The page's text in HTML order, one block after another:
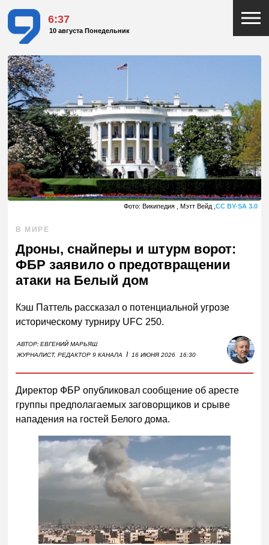
6:37
10 августа Понедельник
Фото: Википедия , Мэтт Вейд , CC BY-SA 3.0
В МИРЕ
Дроны, снайперы и штурм ворот:
ФБР заявило о предотвращении
атаки на Белый дом
Кэш Паттель рассказал о потенциальной угрозе
историческому турниру UFC 250.
АВТОР:ЕВГЕНИЙ МАРЬЯШ
ЖУРНАЛИСТ, РЕДАКТОР 9 КАНАЛА
I 16 ИЮНЯ 2026 16:30
Директор ФБР опубликовал сообщение об аресте
группы предполагаемых заговорщиков и срыве
нападения на гостей Белого дома.